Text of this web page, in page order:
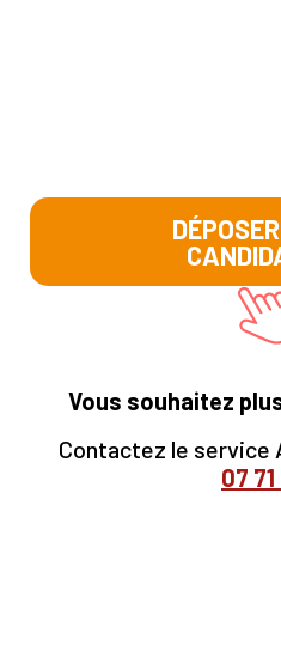
Vous souhaitez
Contactez le service
07